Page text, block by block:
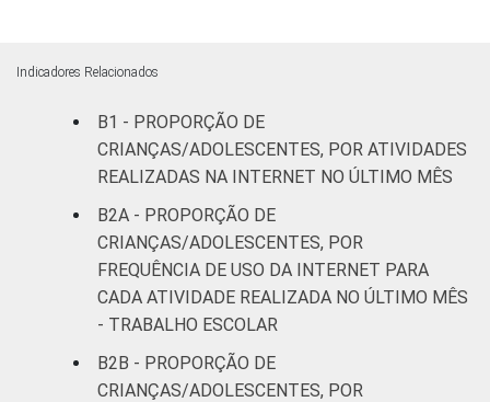
Indicadores Relacionados
B1 - PROPORÇÃO DE
CRIANÇAS/ADOLESCENTES, POR ATIVIDADES
REALIZADAS NA INTERNET NO ÚLTIMO MÊS
B2A - PROPORÇÃO DE
CRIANÇAS/ADOLESCENTES, POR
FREQUÊNCIA DE USO DA INTERNET PARA
CADA ATIVIDADE REALIZADA NO ÚLTIMO MÊS
- TRABALHO ESCOLAR
B2B - PROPORÇÃO DE
CRIANÇAS/ADOLESCENTES, POR